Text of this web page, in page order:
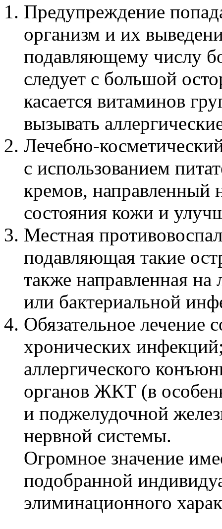
Предупреждение
организм и их
подавляющему числу
следует с большой
касается витаминов
вызывать
Лечебно-
с использованием
кремов, направленный
состояния кожи и
Местная
подавляющая такие
также направленная на
или бактериальной
Обязательное лечение
хронических
аллергического
органов ЖКТ (в
и поджелудочной
нервной системы.
Огромное значение
подобранной
элиминационного